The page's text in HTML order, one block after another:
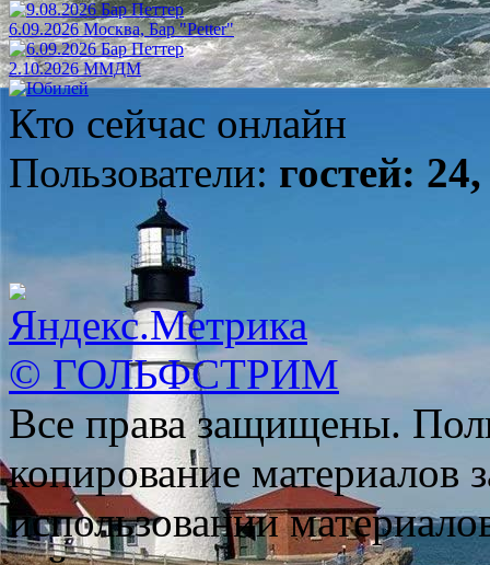
6.09.2026 Москва, Бар "Petter"
2.10.2026 ММДМ
Кто сейчас онлайн
Пользователи: гостей:
© ГОЛЬФСТРИМ
Все права защищены.
копирование материалов
использовании